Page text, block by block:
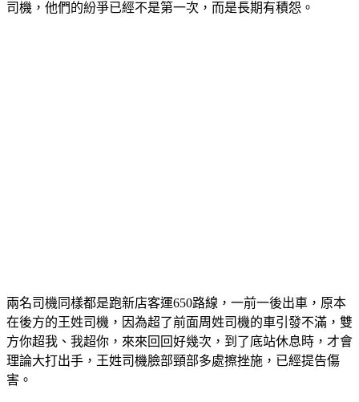
司機，他們的紛爭已經不是第一次，而是長期有積怨。
兩名司機同樣都是跑新店客運650路線，一前一後出車，原本
在後方的王姓司機，因為超了前面周姓司機的車引發不滿，雙
方你超我、我超你，來來回回好幾次，到了底站休息時，才會
理論大打出手，王姓司機臉部頸部多處擦挫施，已經提告傷
害。